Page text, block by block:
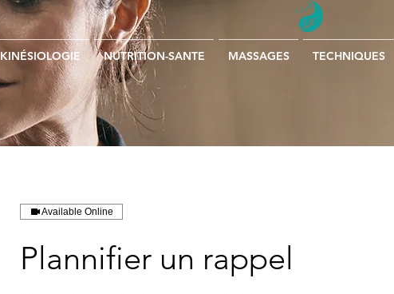
KINÉSIOLOGIE NUTRITION-SANTE MASSAGES TECHNIQUES
Available Online
Plannifier un rappel